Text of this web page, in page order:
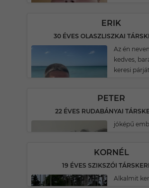
ERIK
30 ÉVES OLASZLISZKAI
Az én
kedves,
keresi
PETER
22 ÉVES RUDABÁNYAI
jóképű
KORNÉL
19 ÉVES SZIKSZÓI
Alkalmit